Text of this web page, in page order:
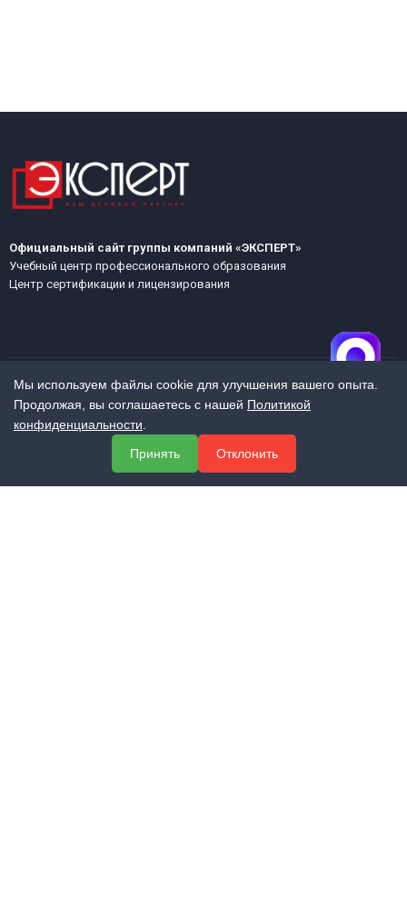
Официальный сайт группы компаний «ЭКСПЕРТ»
Учебный центр профессионального образования
Центр сертификации и лицензирования
МЕНЮ
Мы используем файлы cookie для улучшения вашего опыта.
Продолжая, вы соглашаетесь с нашей Политикой
конфиденциальности
Принять
Отклонить